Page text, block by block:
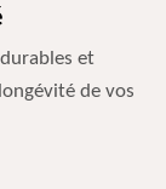
et
de vos